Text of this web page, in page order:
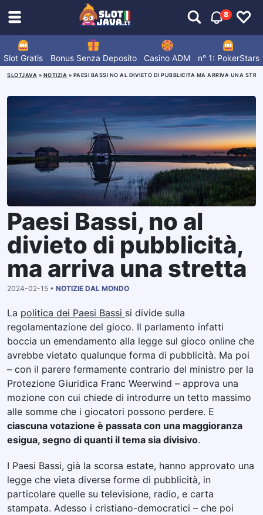
8
Slot Gratis Bonus Senza Deposito Casino ADM n° 1: PokerStars
SLOTJAVA » NOTIZIA » PAESI BASSI NO AL DIVIETO DI PUBBLICITA MA ARRIVA UNA
Paesi Bassi, no al
divieto di pubblicità,
ma arriva una stretta
2024-02-15 • NOTIZIE DAL MONDO
La politica dei Paesi Bassi si divide sulla
regolamentazione del gioco. Il parlamento infatti
boccia un emendamento alla legge sul gioco online che
avrebbe vietato qualunque forma di pubblicità. Ma poi
– con il parere fermamente contrario del ministro per la
Protezione Giuridica Franc Weerwind – approva una
mozione con cui chiede di introdurre un tetto massimo
alle somme che i giocatori possono perdere. E
ciascuna votazione è passata con una maggioranza
esigua, segno di quanti il tema sia divisivo.
I Paesi Bassi, già la scorsa estate, hanno approvato una
legge che vieta diverse forme di pubblicità, in
particolare quelle su televisione, radio, e carta
stampata. Adesso i cristiano-democratici – che poi